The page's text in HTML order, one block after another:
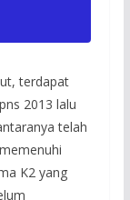
terdapat
2013 lalu
telah
K2 yang